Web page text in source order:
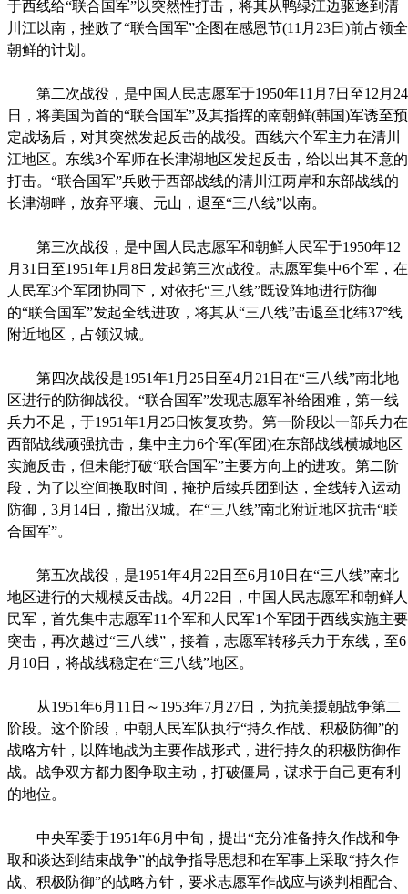
于西线给“联合国军”以突然性打击，将其从鸭绿江边驱逐到清
川江以南，挫败了“联合国军”企图在感恩节(11月23日)前占领全
朝鲜的计划。
第二次战役，是中国人民志愿军于1950年11月7日至12月24
日，将美国为首的“联合国军”及其指挥的南朝鲜(韩国)军诱至预
定战场后，对其突然发起反击的战役。西线六个军主力在清川
江地区。东线3个军师在长津湖地区发起反击，给以出其不意的
打击。“联合国军”兵败于西部战线的清川江两岸和东部战线的
长津湖畔，放弃平壤、元山，退至“三八线”以南。
第三次战役，是中国人民志愿军和朝鲜人民军于1950年12
月31日至1951年1月8日发起第三次战役。志愿军集中6个军，在
人民军3个军团协同下，对依托“三八线”既设阵地进行防御
的“联合国军”发起全线进攻，将其从“三八线”击退至北纬37°线
附近地区，占领汉城。
第四次战役是1951年1月25日至4月21日在“三八线”南北地
区进行的防御战役。“联合国军”发现志愿军补给困难，第一线
兵力不足，于1951年1月25日恢复攻势。第一阶段以一部兵力在
西部战线顽强抗击，集中主力6个军(军团)在东部战线横城地区
实施反击，但未能打破“联合国军”主要方向上的进攻。第二阶
段，为了以空间换取时间，掩护后续兵团到达，全线转入运动
防御，3月14日，撤出汉城。在“三八线”南北附近地区抗击“联
合国军”。
第五次战役，是1951年4月22日至6月10日在“三八线”南北
地区进行的大规模反击战。4月22日，中国人民志愿军和朝鲜人
民军，首先集中志愿军11个军和人民军1个军团于西线实施主要
突击，再次越过“三八线”，接着，志愿军转移兵力于东线，至6
月10日，将战线稳定在“三八线”地区。
从1951年6月11日～1953年7月27日，为抗美援朝战争第二
阶段。这个阶段，中朝人民军队执行“持久作战、积极防御”的
战略方针，以阵地战为主要作战形式，进行持久的积极防御作
战。战争双方都力图争取主动，打破僵局，谋求于自己更有利
的地位。
中央军委于1951年6月中旬，提出“充分准备持久作战和争
取和谈达到结束战争”的战争指导思想和在军事上采取“持久作
战、积极防御”的战略方针，要求志愿军作战应与谈判相配合、